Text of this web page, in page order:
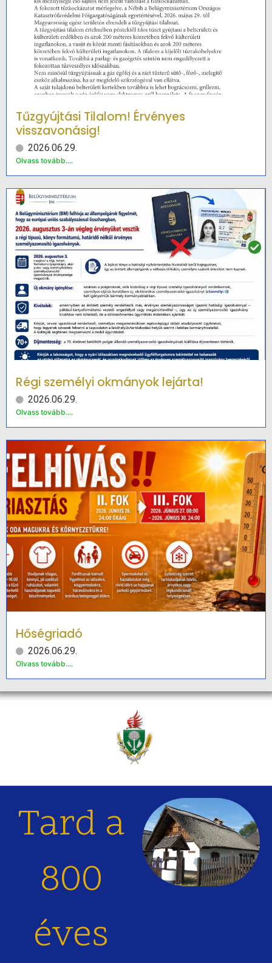
Tűzgyújtási Tilalom! Érvényes
visszavonásig!
2026.06.29.
Olvass tovább....
Régi személyi okmányok lejárta!
2026.06.29.
Olvass tovább....
Hőségriadó
2026.06.29.
Olvass tovább....
Tard a
800
éves